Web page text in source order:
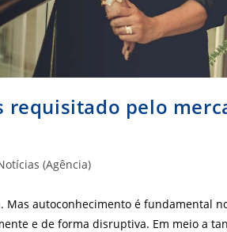
requisitado pelo
(Agência)
autoconhecimento é fundamental
e de forma disruptiva. Em meio a